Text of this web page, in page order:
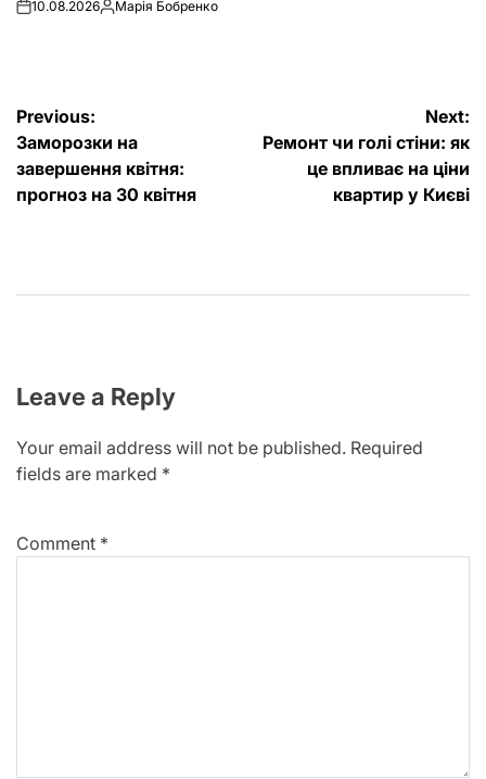
on10.08.2026Posted
Марія Бобренко
Post
navigation
Previous:
Заморозки на
завершення квітня:
прогноз на 30 квітня
Next:
Ремонт чи голі стіни: як
це впливає на ціни
квартир у Києві
Leave a Reply
Your email address will not be published. Required
fields are marked *
Comment *